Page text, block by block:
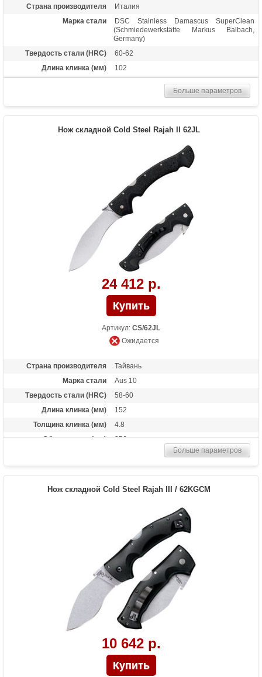
Страна производителя
Италия
Марка стали
DSC Stainless Damascus SuperClean
(Schmiedewerkstätte Markus Balbach,
Germany)
Твердость стали (HRC)
60-62
Длина клинка (мм)
102
Материал рукоятки
Tri-Ad Lock
127
Подарочный нож, сувенирный нож,
универсальный нож
Особенности
Rose Pattern Damascus (штемпельный
дамаск с рисунком "роза") 160 слоев
стали. Подпальцевое отверстие на
клинке. Бэкспейсер из карбона. Осевой
узел - шайбы из фосфористой бронзы
Больше параметров
Нож складной Cold Steel Rajah II 62JL
24 412 р.
Артикул: CS/62JL
Ожидается
Страна производителя
Тайвань
Марка стали
Aus 10
Твердость стали (HRC)
58-60
Длина клинка (мм)
152
Толщина клинка (мм)
4.8
Общая длина (мм)
356
Материал рукоятки
Grivory
состоянии
Подарочный нож, разделочный нож,
охотничий нож
Больше параметров
Нож складной Cold Steel Rajah III / 62KGCM
10 642 р.